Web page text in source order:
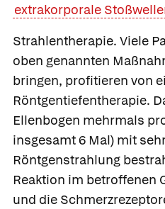
extrakorporale
Strahlentherapie. Viele
oben genannten
bringen, profitieren von
Röntgentiefentherapie.
Ellenbogen mehrmals
insgesamt 6 Mal) mit
Röntgenstrahlung
Reaktion im betroffenen
und die